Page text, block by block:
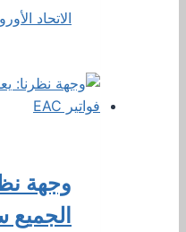
الاتحاد
وجهة
الجميع